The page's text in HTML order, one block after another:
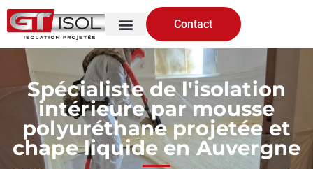
Contact
Accueil
Spécialiste de l'isolation
intérieure par mousse
polyuréthane projetée et
chape liquide en Auvergne